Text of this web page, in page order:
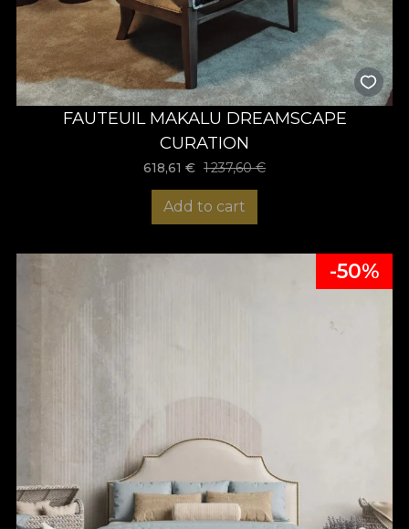
FAUTEUIL MAKALU DREAMSCAPE
CURATION
618,61 € 1 237,60 €
Add to cart
-50%